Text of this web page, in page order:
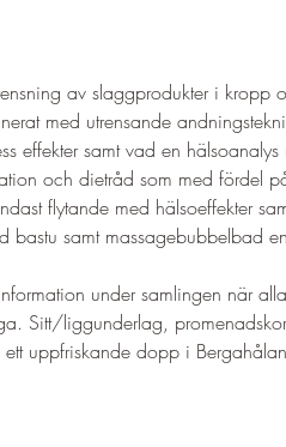
av slaggprodukter i kropp
med utrensande
effekter samt vad en
och dietråd som med fördel
flytande med hälsoeffekter
samt massagebubbelbad
under samlingen när
Sitt/liggunderlag,
uppfriskande dopp i